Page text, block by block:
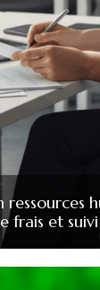
ressources
frais et